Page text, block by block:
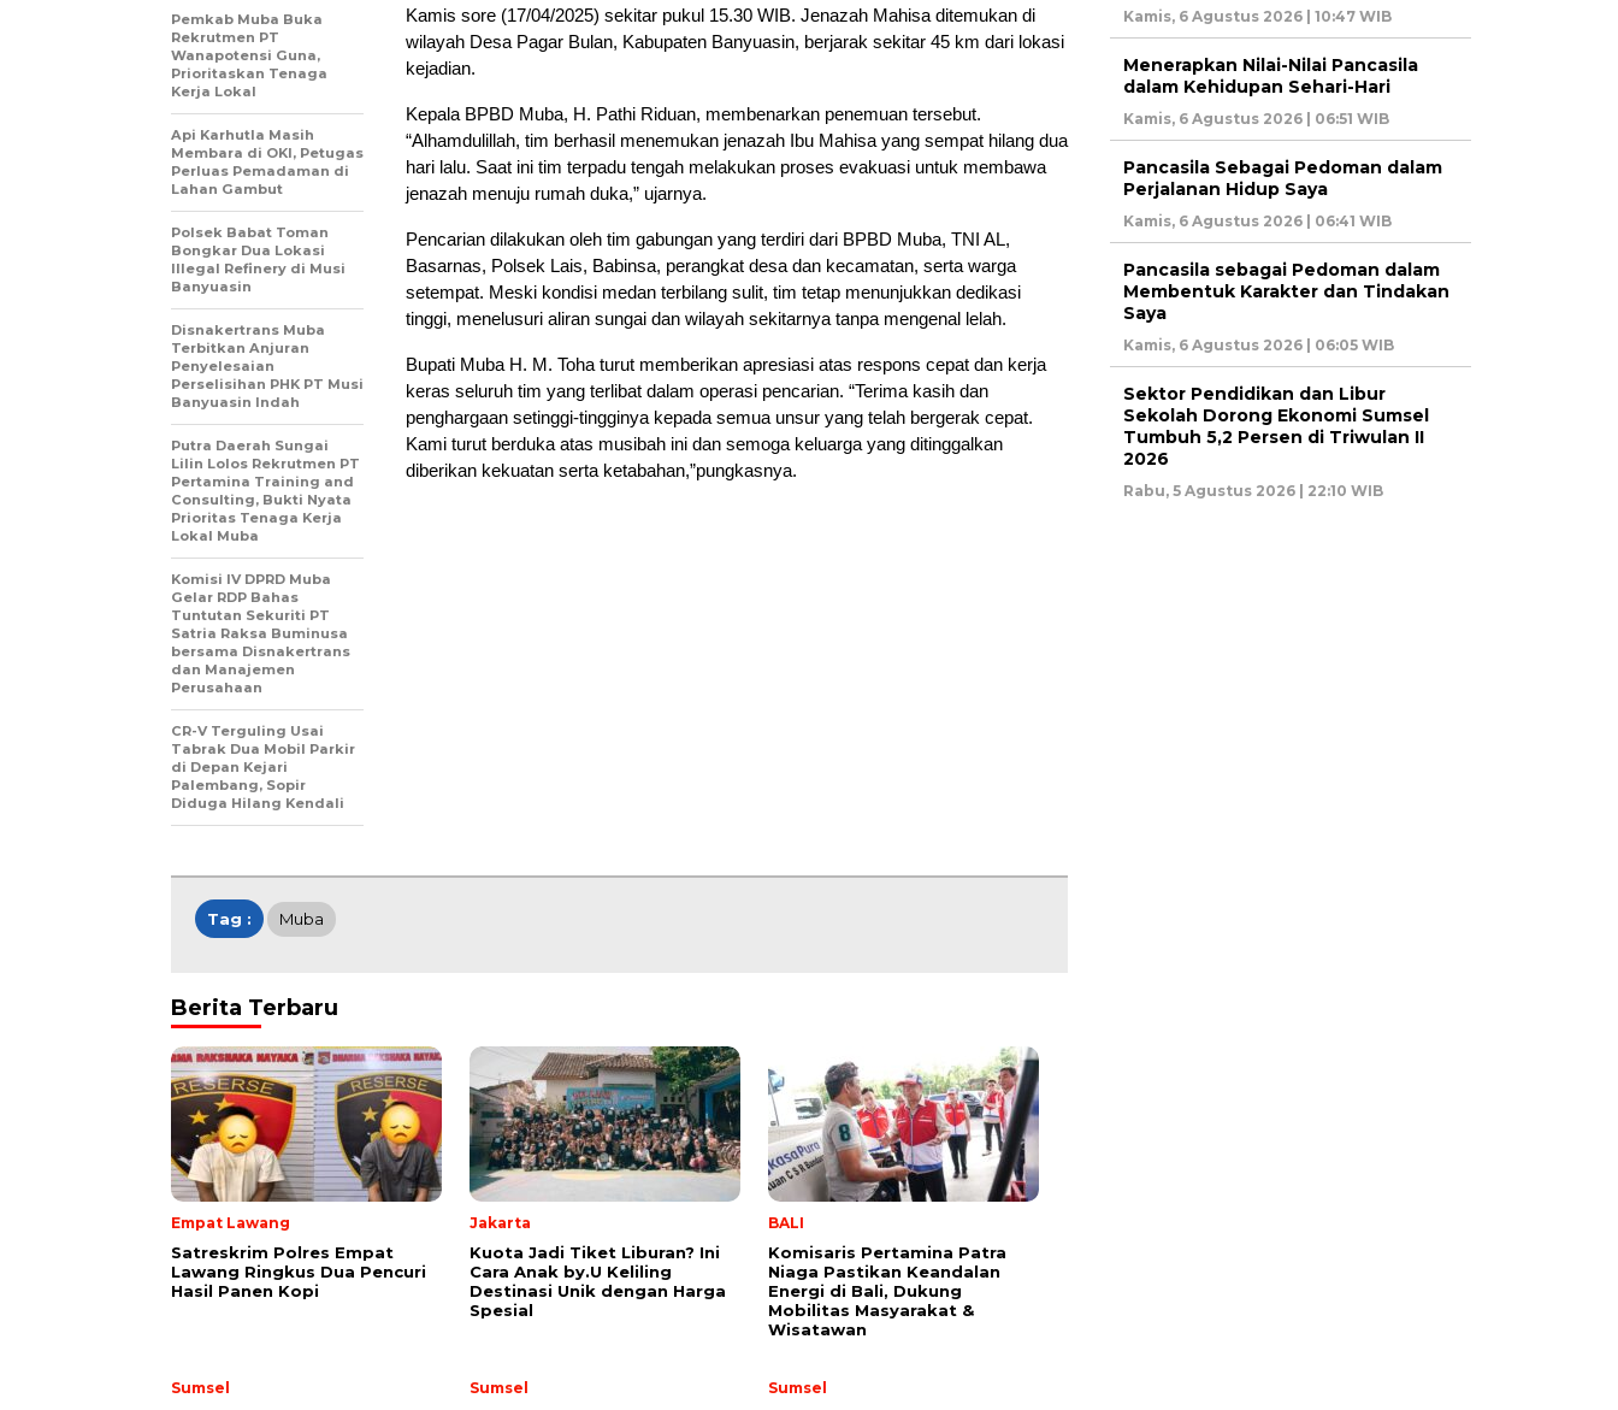
Kamis sore (17/04/2025) sekitar pukul 15.30 WIB. Jenazah Mahisa ditemukan di
wilayah Desa Pagar Bulan, Kabupaten Banyuasin, berjarak sekitar 45 km dari lokasi
kejadian.
Kepala BPBD Muba, H. Pathi Riduan, membenarkan penemuan tersebut.
“Alhamdulillah, tim berhasil menemukan jenazah Ibu Mahisa yang sempat hilang dua
hari lalu. Saat ini tim terpadu tengah melakukan proses evakuasi untuk membawa
jenazah menuju rumah duka,” ujarnya.
Pencarian dilakukan oleh tim gabungan yang terdiri dari BPBD Muba, TNI AL,
Basarnas, Polsek Lais, Babinsa, perangkat desa dan kecamatan, serta warga
setempat. Meski kondisi medan terbilang sulit, tim tetap menunjukkan dedikasi
tinggi, menelusuri aliran sungai dan wilayah sekitarnya tanpa mengenal lelah.
Bupati Muba H. M. Toha turut memberikan apresiasi atas respons cepat dan kerja
keras seluruh tim yang terlibat dalam operasi pencarian. “Terima kasih dan
penghargaan setinggi-tingginya kepada semua unsur yang telah bergerak cepat.
Kami turut berduka atas musibah ini dan semoga keluarga yang ditinggalkan
diberikan kekuatan serta ketabahan,”pungkasnya.
Pemkab Muba Buka
Rekrutmen PT
Wanapotensi Guna,
Prioritaskan Tenaga
Kerja Lokal
Api Karhutla Masih
Membara di OKI, Petugas
Perluas Pemadaman di
Lahan Gambut
Polsek Babat Toman
Bongkar Dua Lokasi
Illegal Refinery di Musi
Banyuasin
Disnakertrans Muba
Terbitkan Anjuran
Penyelesaian
Perselisihan PHK PT Musi
Banyuasin Indah
Putra Daerah Sungai
Lilin Lolos Rekrutmen PT
Pertamina Training and
Consulting, Bukti Nyata
Prioritas Tenaga Kerja
Lokal Muba
Komisi IV DPRD Muba
Gelar RDP Bahas
Tuntutan Sekuriti PT
Satria Raksa Buminusa
bersama Disnakertrans
dan Manajemen
Perusahaan
CR-V Terguling Usai
Tabrak Dua Mobil Parkir
di Depan Kejari
Palembang, Sopir
Diduga Hilang Kendali
Tag : Muba
Berita Terbaru
Empat Lawang
Satreskrim Polres Empat
Lawang Ringkus Dua Pencuri
Hasil Panen Kopi
Jakarta
Kuota Jadi Tiket Liburan? Ini
Cara Anak by.U Keliling
Destinasi Unik dengan Harga
Spesial
BALI
Komisaris Pertamina Patra
Niaga Pastikan Keandalan
Energi di Bali, Dukung
Mobilitas Masyarakat &
Wisatawan
Sumsel Sumsel Sumsel
Kamis, 6 Agustus 2026 | 10:47 WIB
Menerapkan Nilai-Nilai Pancasila
dalam Kehidupan Sehari-Hari
Kamis, 6 Agustus 2026 | 06:51 WIB
Pancasila Sebagai Pedoman dalam
Perjalanan Hidup Saya
Kamis, 6 Agustus 2026 | 06:41 WIB
Pancasila sebagai Pedoman dalam
Membentuk Karakter dan Tindakan
Saya
Kamis, 6 Agustus 2026 | 06:05 WIB
Sektor Pendidikan dan Libur
Sekolah Dorong Ekonomi Sumsel
Tumbuh 5,2 Persen di Triwulan II
2026
Rabu, 5 Agustus 2026 | 22:10 WIB